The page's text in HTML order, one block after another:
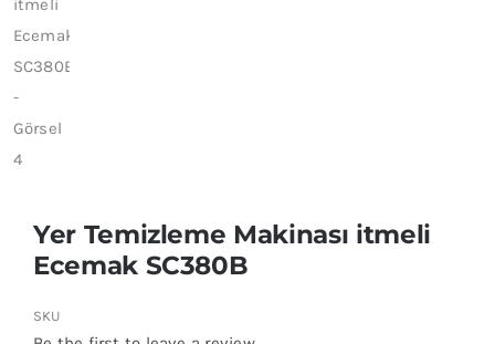
Yer Temizleme Makinası itmeli
Ecemak SC380B
SKU